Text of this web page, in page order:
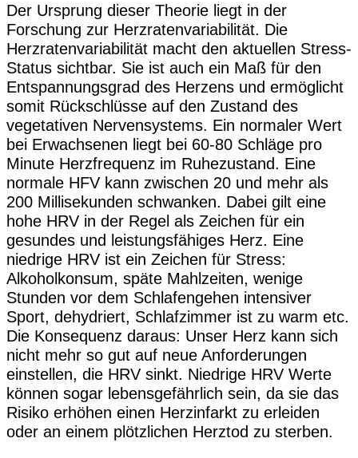
Der Ursprung dieser Theorie liegt in der
Forschung zur Herzratenvariabilität. Die
Herzratenvariabilität macht den aktuellen Stress-
Status sichtbar. Sie ist auch ein Maß für den
Entspannungsgrad des Herzens und ermöglicht
somit Rückschlüsse auf den Zustand des
vegetativen Nervensystems. Ein normaler Wert
bei Erwachsenen liegt bei 60-80 Schläge pro
Minute Herzfrequenz im Ruhezustand. Eine
normale HFV kann zwischen 20 und mehr als
200 Millisekunden schwanken. Dabei gilt eine
hohe HRV in der Regel als Zeichen für ein
gesundes und leistungsfähiges Herz. Eine
niedrige HRV ist ein Zeichen für Stress:
Alkoholkonsum, späte Mahlzeiten, wenige
Stunden vor dem Schlafengehen intensiver
Sport, dehydriert, Schlafzimmer ist zu warm etc.
Die Konsequenz daraus: Unser Herz kann sich
nicht mehr so gut auf neue Anforderungen
einstellen, die HRV sinkt. Niedrige HRV Werte
können sogar lebensgefährlich sein, da sie das
Risiko erhöhen einen Herzinfarkt zu erleiden
oder an einem plötzlichen Herztod zu sterben.